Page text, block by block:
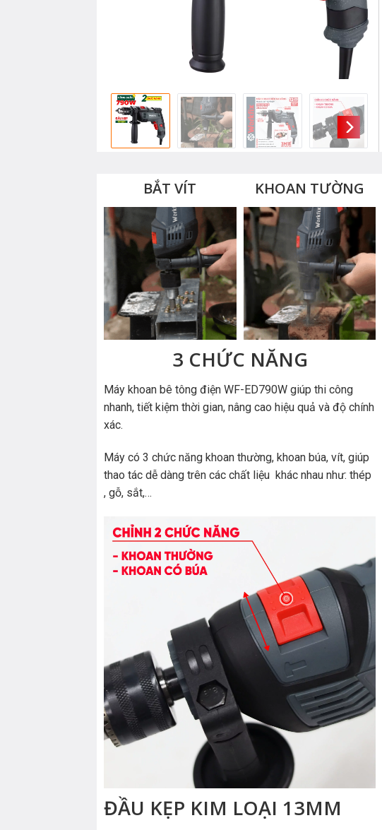
BẮT VÍT KHOAN TƯỜNG
3 CHỨC NĂNG
Máy khoan bê tông điện WF-ED790W giúp thi công
nhanh, tiết kiệm thời gian, nâng cao hiệu quả và độ chính
xác.
Máy có 3 chức năng khoan thường, khoan búa, vít, giúp
thao tác dễ dàng trên các chất liệu khác nhau như: thép
, gỗ, sắt,…
ĐẦU KẸP KIM LOẠI 13MM